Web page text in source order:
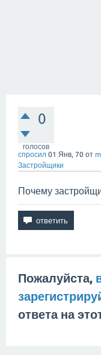
0
голосов
спросил 01 Янв, 70 от
Застройщики
Почему
Пожалуйста,
ответа на